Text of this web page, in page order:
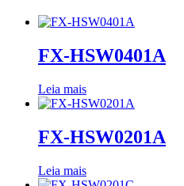
FX-HSW0401A
Leia mais
FX-HSW0201A
Leia mais